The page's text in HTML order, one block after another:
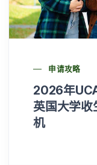
申请攻略
2026年
英国大学收
机